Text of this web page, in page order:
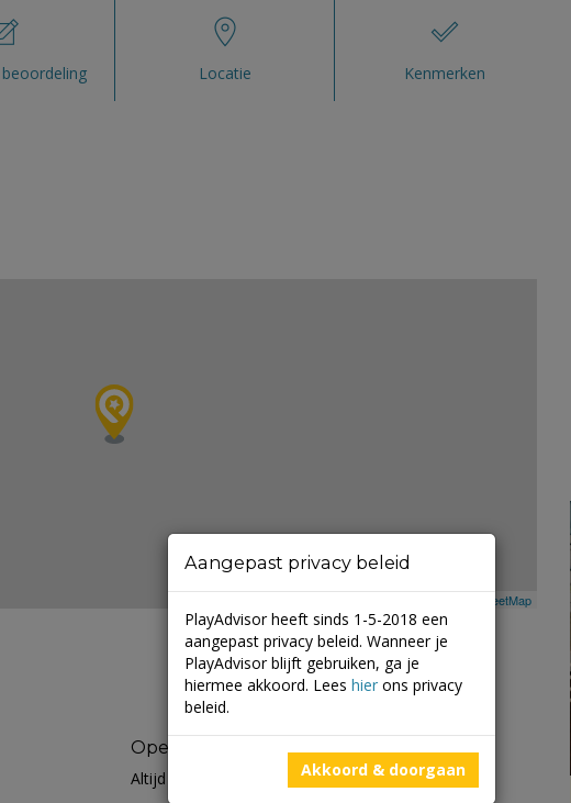
Locatie Kenmerken
OpenStreetMap
Openingstijden
Altijd open
Aangepast privacy beleid
PlayAdvisor heeft sinds 1-5-2018 een
aangepast privacy beleid. Wanneer je
PlayAdvisor blijft gebruiken, ga je
hiermee akkoord. Lees hier ons privacy
beleid.
Akkoord & doorgaan